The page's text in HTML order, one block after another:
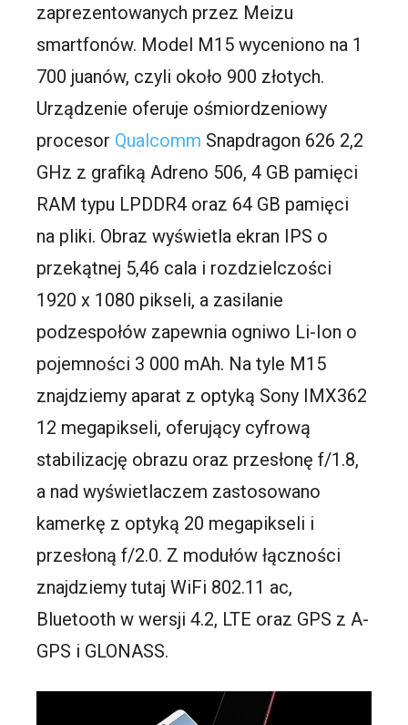
zaprezentowanych przez Meizu
smartfonów. Model M15 wyceniono na 1
700 juanów, czyli około 900 złotych.
Urządzenie oferuje ośmiordzeniowy
procesor Qualcomm Snapdragon 626 2,2
GHz z grafiką Adreno 506, 4 GB pamięci
RAM typu LPDDR4 oraz 64 GB pamięci
na pliki. Obraz wyświetla ekran IPS o
przekątnej 5,46 cala i rozdzielczości
1920 x 1080 pikseli, a zasilanie
podzespołów zapewnia ogniwo Li-Ion o
pojemności 3 000 mAh. Na tyle M15
znajdziemy aparat z optyką Sony IMX362
12 megapikseli, oferujący cyfrową
stabilizację obrazu oraz przesłonę f/1.8,
a nad wyświetlaczem zastosowano
kamerkę z optyką 20 megapikseli i
przesłoną f/2.0. Z modułów łączności
znajdziemy tutaj WiFi 802.11 ac,
Bluetooth w wersji 4.2, LTE oraz GPS z A-
GPS i GLONASS.